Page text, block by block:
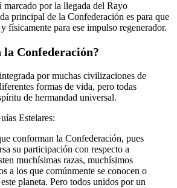
marcado por la llegada del Rayo
principal de la Confederación es para que
físicamente para ese impulso regenerador.
la Confederación?
por muchas civilizaciones de
formas de vida, pero todas
de hermandad universal.
Estelares:
conforman la Confederación, pues
su participación con respecto a
muchísimas razas, muchísimos
a los que comúnmente se conocen o
planeta. Pero todos unidos por un